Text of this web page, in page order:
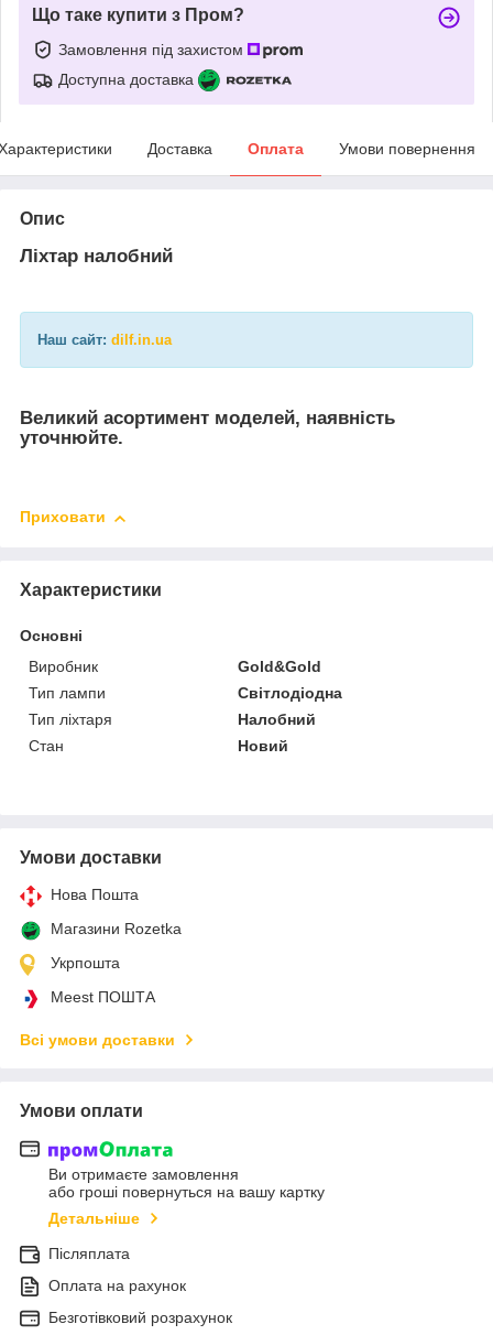
Що таке купити з Пром?
Замовлення під захистом
Доступна доставка
Доставка Оплата Умови повернення
Опис
Ліхтар налобний
Наш сайт: dilf.in.ua
Великий асортимент моделей, наявність
уточнюйте.
Приховати
Характеристики
Основні
Виробник
Gold&Gold
Тип лампи
Світлодіодна
Тип ліхтаря
Налобний
Стан
Новий
Умови доставки
Нова Пошта
Магазини Rozetka
Укрпошта
Meest ПОШТА
Всі умови доставки
Умови оплати
Ви отримаєте замовлення
або гроші повернуться на вашу картку
Детальніше
Післяплата
Оплата на рахунок
Безготівковий розрахунок